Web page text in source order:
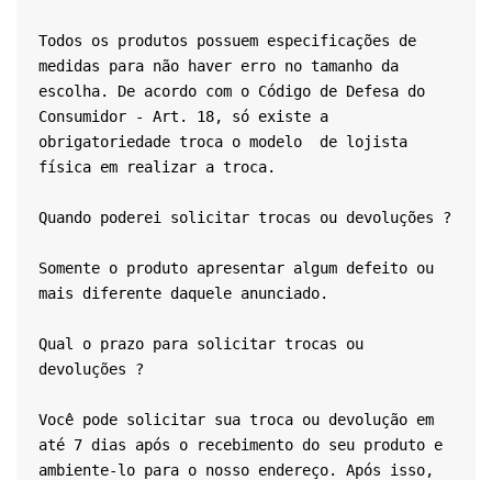
Todos os produtos possuem especificações de
medidas para não haver erro no tamanho da
escolha. De acordo com o Código de Defesa do
Consumidor - Art. 18, só existe a
obrigatoriedade troca o modelo  de lojista
física em realizar a troca.
Quando poderei solicitar trocas ou devoluções ?
Somente o produto apresentar algum defeito ou
mais diferente daquele anunciado.
Qual o prazo para solicitar trocas ou
devoluções ?
Você pode solicitar sua troca ou devolução em
até 7 dias após o recebimento do seu produto e
ambiente-lo para o nosso endereço. Após isso,